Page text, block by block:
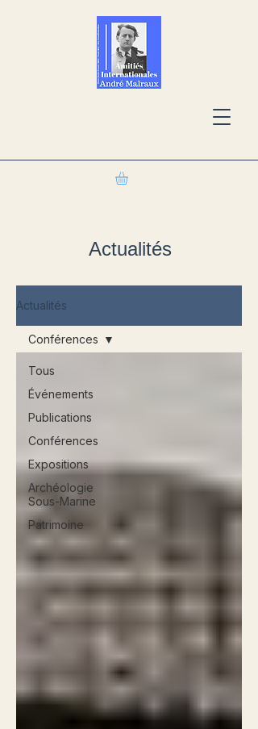
Actualités
Actualités
Tous
Événements
Publications
Conférences
Expositions
Archéologie
Sous-Marine
Patrimoine
Conférences